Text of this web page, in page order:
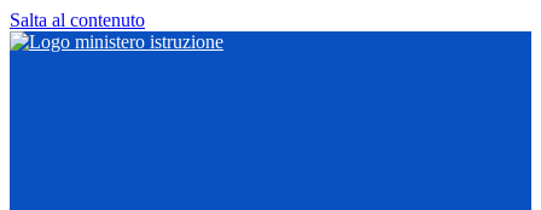
Salta al contenuto